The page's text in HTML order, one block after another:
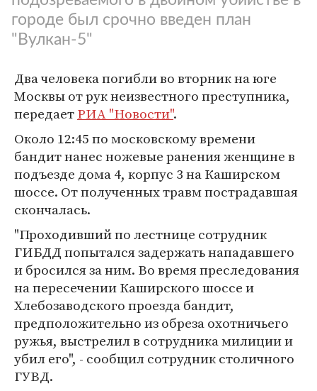
городе был срочно введен план
"Вулкан-5"
Два человека погибли во вторник на юге
Москвы от рук неизвестного преступника,
передаетРИА "Новости".
Около 12:45 по московскому времени
бандит нанес ножевые ранения женщине в
подъезде дома 4, корпус 3 на Каширском
шоссе. От полученных травм пострадавшая
скончалась.
"Проходивший по лестнице сотрудник
ГИБДД попытался задержать нападавшего
и бросился за ним. Во время преследования
на пересечении Каширского шоссе и
Хлебозаводского проезда бандит,
предположительно из обреза охотничьего
ружья, выстрелил в сотрудника милиции и
убил его", - сообщил сотрудник столичного
ГУВД.